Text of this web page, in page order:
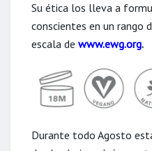
Su ética los lleva a
conscientes en un rango
escala de www.ewg.org.
Durante todo Agosto